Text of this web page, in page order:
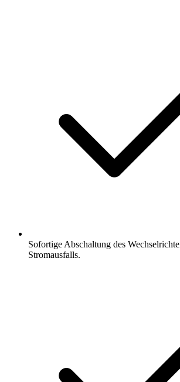
Sofortige Abschaltung des
Stromausfalls.